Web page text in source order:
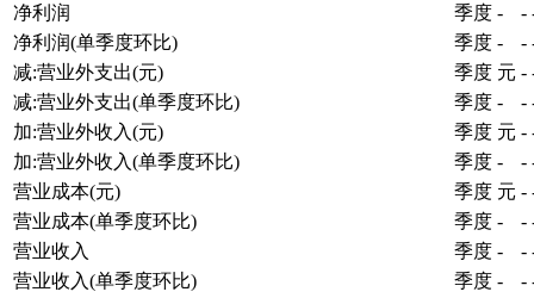
净利润
季度 - -
净利润(单季度环比)
季度 - -
减:营业外支出(元)
季度 元 -
减:营业外支出(单季度环比)
季度 - -
加:营业外收入(元)
季度 元 -
加:营业外收入(单季度环比)
季度 - -
营业成本(元)
季度 元 -
营业成本(单季度环比)
季度 - -
营业收入
季度 - -
营业收入(单季度环比)
季度 - -